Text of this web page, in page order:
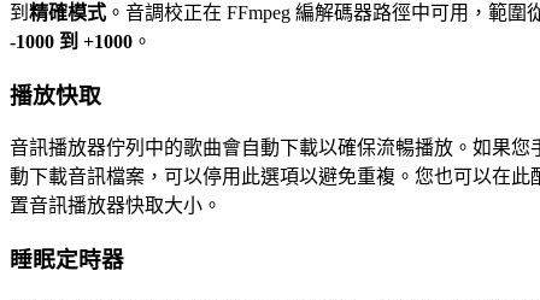
到 精確模式 。音調校正在 FFmpeg 編解碼器路徑中可用，範圍
-1000 到 +1000 。
播放快取
音訊播放器佇列中的歌曲會自動下載以確保流暢播放。如果您
動下載音訊檔案，可以停用此選項以避免重複。您也可以在此
置音訊播放器快取大小。
睡眠定時器